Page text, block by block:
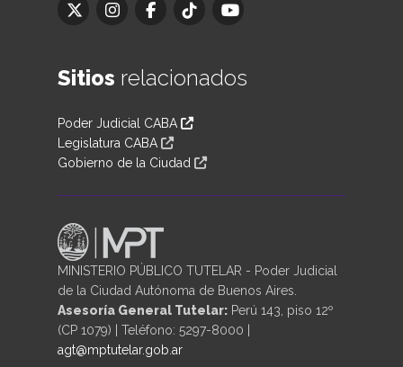
Sitios relacionados
Poder Judicial CABA
Legislatura CABA
Gobierno de la Ciudad
MINISTERIO PÚBLICO TUTELAR - Poder Judicial
de la Ciudad Autónoma de Buenos Aires.
Asesoría General Tutelar: Perú 143, piso 12º
(CP 1079) | Teléfono: 5297-8000 |
agt@mptutelar.gob.ar